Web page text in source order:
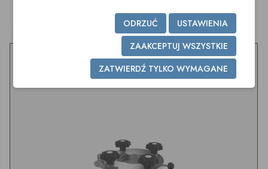
USTAWIENIA
ODRZUĆ
ZAAKCEPTUJ WSZYSTKIE
ZATWIERDŹ TYLKO WYMAGANE